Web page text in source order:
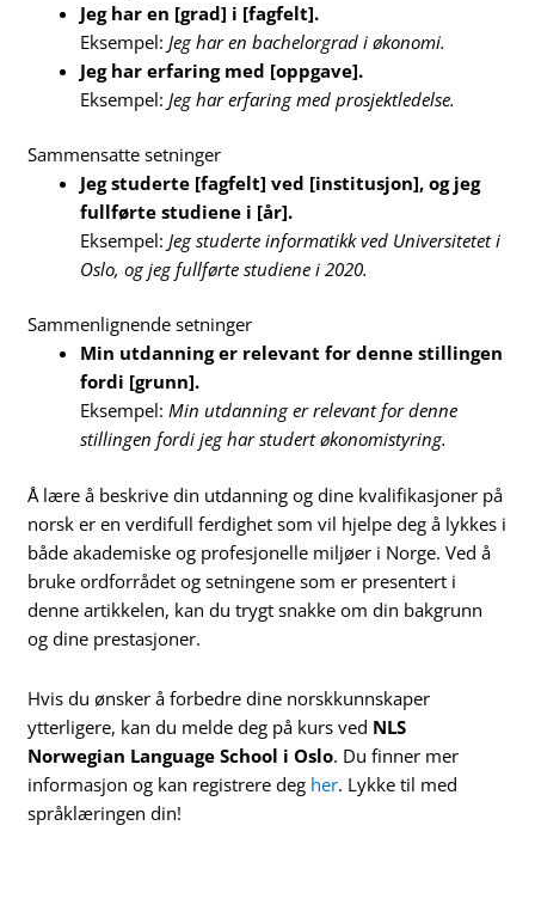
Jeg har en [grad] i [fagfelt].
Eksempel:Jeg har en bachelorgrad i økonomi.
Jeg har erfaring med [oppgave].
Eksempel:Jeg har erfaring med prosjektledelse.
Sammensatte setninger
Jeg studerte [fagfelt] ved [institusjon], og jeg
fullførte studiene i [år].
Eksempel:Jeg studerte informatikk ved Universitetet i
Oslo, og jeg fullførte studiene i 2020.
Sammenlignende setninger
Min utdanning er relevant for denne stillingen
fordi [grunn].
Eksempel:Min utdanning er relevant for denne
stillingen fordi jeg har studert økonomistyring.
Å lære å beskrive din utdanning og dine kvalifikasjoner på
norsk er en verdifull ferdighet som vil hjelpe deg å lykkes i
både akademiske og profesjonelle miljøer i Norge. Ved å
bruke ordforrådet og setningene som er presentert i
denne artikkelen, kan du trygt snakke om din bakgrunn
og dine prestasjoner.
Hvis du ønsker å forbedre dine norskkunnskaper
ytterligere, kan du melde deg på kurs ved NLS
Norwegian Language School i Oslo. Du finner mer
informasjon og kan registrere deg her. Lykke til med
språklæringen din!